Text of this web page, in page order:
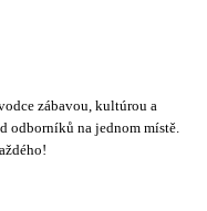
zábavou, kultúrou a
odborníků na jednom místě.